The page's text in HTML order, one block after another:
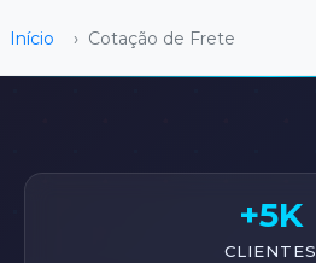
Início › Cotação de Frete
+5K
CLIENTES